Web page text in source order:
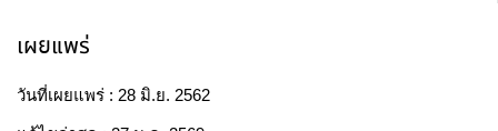
เผยแพร่
วันที่เผยแพร่ : 28 มิ.ย. 2562